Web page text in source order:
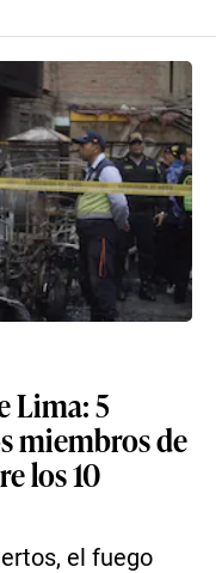
Lima: 5
miembros de
los 10
el fuego